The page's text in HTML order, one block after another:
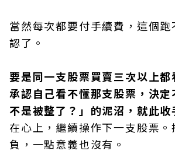
當然每次都要付手續費，這個
認了。
要是同一支股票買賣三次以上
承認自己看不懂那支股票，決定
不是被整了？」的泥沼，就此收
在心上，繼續操作下一支股票
負，一點意義也沒有。